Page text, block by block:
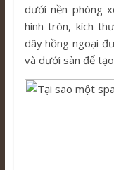
dưới nền phòng
hình tròn, kích
dây hồng ngoại
và dưới sàn để